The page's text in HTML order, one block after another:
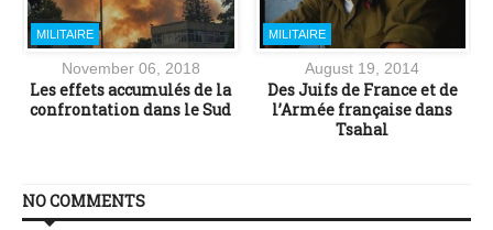
MILITAIRE
November 06, 2018
Les effets accumulés de la
confrontation dans le Sud
MILITAIRE
August 19, 2014
Des Juifs de France et de
l’Armée française dans
Tsahal
NO COMMENTS